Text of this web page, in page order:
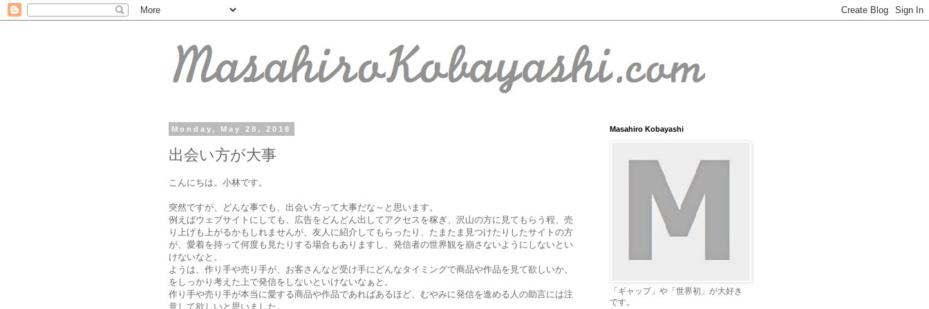
Monday, May 28, 2018
出会い方が大事
こんにちは。小林です。
突然ですが、どんな事でも、出会い方って大事だな～と思います。
例えばウェブサイトにしても、広告をどんどん出してアクセスを稼ぎ、沢山の方に見てもらう程、売
り上げも上がるかもしれませんが、友人に紹介してもらったり、たまたま見つけたりしたサイトの方
が、愛着を持って何度も見たりする場合もありますし、発信者の世界観を崩さないようにしないとい
けないなと。
ようは、作り手や売り手が、お客さんなど受け手にどんなタイミングで商品や作品を見て欲しいか、
をしっかり考えた上で発信をしないといけないなぁと。
作り手や売り手が本当に愛する商品や作品であればあるほど、むやみに発信を進める人の助言には注
意して欲しいと思いました。
Masahiro Kobayashi
「ギャップ」や「世界初」が大好き
です。